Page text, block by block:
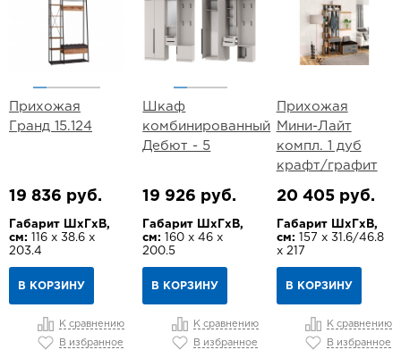
Прихожая
Гранд 15.124
19 836 руб.
Габарит ШхГхВ,
см: 116 х 38.6 х
203.4
В КОРЗИНУ
К сравнению
В избранное
Шкаф
комбинированный
Дебют - 5
19 926 руб.
Габарит ШхГхВ,
см:
160 х 46 х
200.5
В КОРЗИНУ
К сравнению
В избранное
Прихожая
Мини-Лайт
компл. 1 дуб
крафт/графит
20 405 руб.
Габарит ШхГхВ,
см: 157 х 31.6/46.8
х 217
В КОРЗИНУ
К сравнению
В избранное